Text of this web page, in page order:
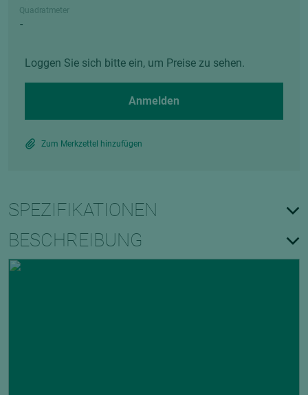
Quadratmeter
Loggen Sie sich bitte ein, um Preise zu sehen.
Anmelden
Zum Merkzettel hinzufügen
SPEZIFIKATIONEN
BESCHREIBUNG